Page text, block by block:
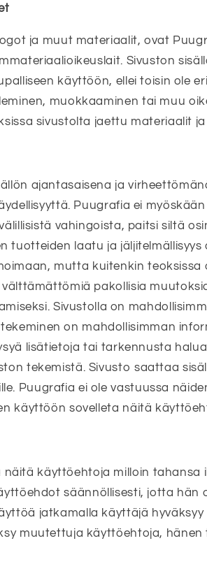
ja muut materiaalit, ovat
Sivuston
käyttöön, ellei toisin ole
muokkaaminen tai muu
sivustolta jaettu materiaalit
ajantasaisena ja
Puugrafia ei
vahingoista, paitsi siltä
tuotteiden laatu ja jäljitelmällisyys
mutta kuitenkin teoksissa
pakollisia
Sivustolla on
on mahdollisimman
lisätietoja tai tarkennusta
tekemistä. Sivusto saattaa
Puugrafia ei ole vastuussa
käyttöön sovelleta näitä
käyttöehtoja milloin tahansa
säännöllisesti, jotta hän
jatkamalla käyttäjä
muutettuja käyttöehtoja, hänen